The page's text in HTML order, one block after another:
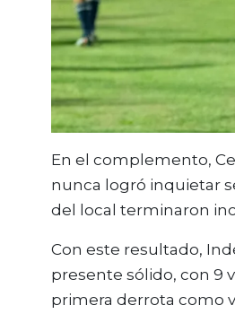
En el complemento,
nunca logró inquietar
del local terminaron
Con este resultado,
presente sólido, con 9
primera derrota como